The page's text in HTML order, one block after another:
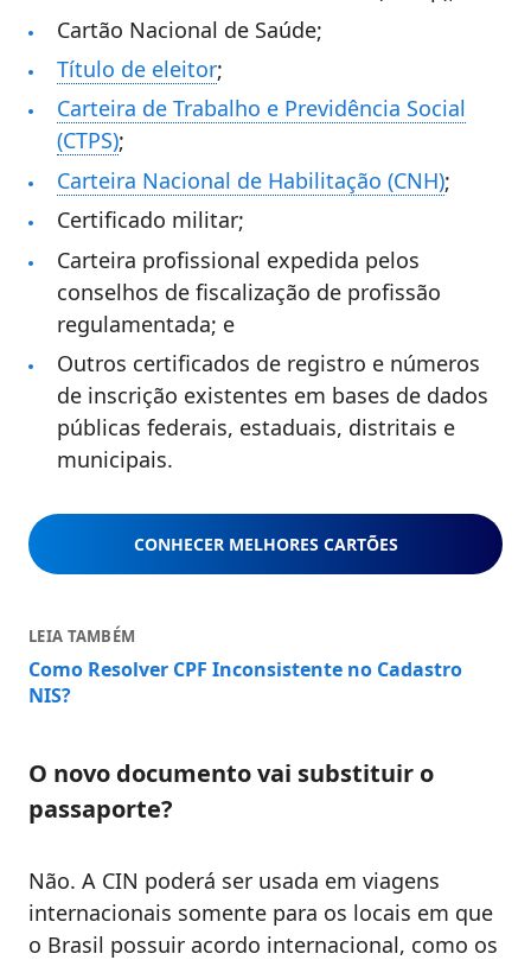
Cartão Nacional de Saúde;
Título de eleitor;
Carteira de Trabalho e Previdência Social
(CTPS);
Carteira Nacional de Habilitação (CNH);
Certificado militar;
Carteira profissional expedida pelos
conselhos de fiscalização de profissão
regulamentada; e
Outros certificados de registro e números
de inscrição existentes em bases de dados
públicas federais, estaduais, distritais e
municipais.
CONHECER MELHORES CARTÕES
LEIA TAMBÉM
Como Resolver CPF Inconsistente no Cadastro
NIS?
O novo documento vai substituir o
passaporte?
Não. A CIN poderá ser usada em viagens
internacionais somente para os locais em que
o Brasil possuir acordo internacional, como os